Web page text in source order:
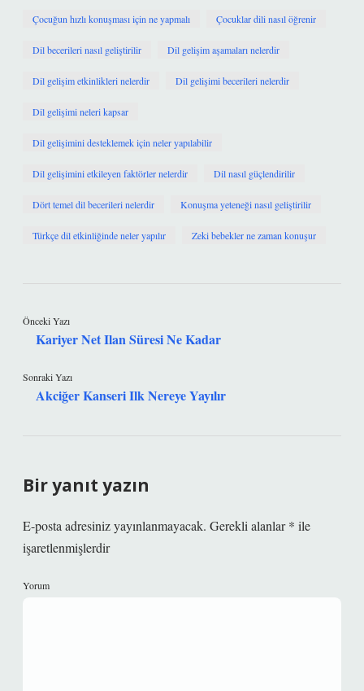
Çocuğun hızlı konuşması için ne yapmalı Çocuklar dili nasıl öğrenir
Dil becerileri nasıl geliştirilir Dil gelişim aşamaları nelerdir
Dil gelişim etkinlikleri nelerdir Dil gelişimi becerileri nelerdir
Dil gelişimi neleri kapsar
Dil gelişimini desteklemek için neler yapılabilir
Dil gelişimini etkileyen faktörler nelerdir Dil nasıl güçlendirilir
Dört temel dil becerileri nelerdir Konuşma yeteneği nasıl geliştirilir
Türkçe dil etkinliğinde neler yapılır Zeki bebekler ne zaman konuşur
Önceki Yazı
Kariyer Net Ilan Süresi Ne Kadar
Sonraki Yazı
Akciğer Kanseri Ilk Nereye Yayılır
Bir yanıt yazın
E-posta adresiniz yayınlanmayacak. Gerekli alanlar* ile
işaretlenmişlerdir
Yorum